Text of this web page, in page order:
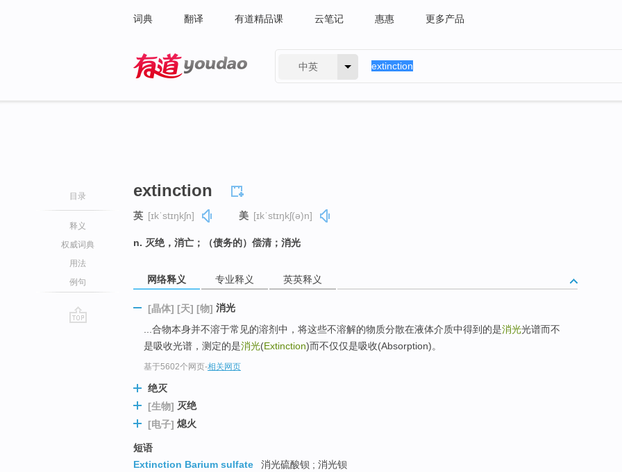
词典 翻译 有道精品课 云笔记 惠惠 更多产品
中英
目录
释义
权威词典
用法
例句
extinction
英 [ɪkˈstɪŋkʃn] 美 [ɪkˈstɪŋkʃ(ə)n]
n. 灭绝，消亡；（债务的）偿清；消光
网络释义 专业释义 英英释义
[晶体] [天] [物] 消光
...合物本身并不溶于常见的溶剂中，将这些不溶解的物质分散在液体介质中得到的是消光光谱而不
是吸收光谱，测定的是消光(Extinction)而不仅仅是吸收(Absorption)。
基于5602个网页-相关网页
绝灭
[生物] 灭绝
[电子] 熄火
短语
Extinction Barium sulfate
消光硫酸钡 ; 消光钡